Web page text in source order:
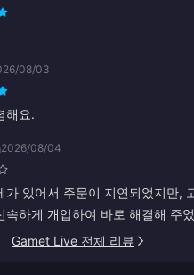
08/03
해요.
2026/08/04
가 있어서 주문이 지연되었지만,
속하게 개입하여 바로 해결해 주
니다. 만족스러운 결과이며, 신경
Gamet Live 전체 리뷰